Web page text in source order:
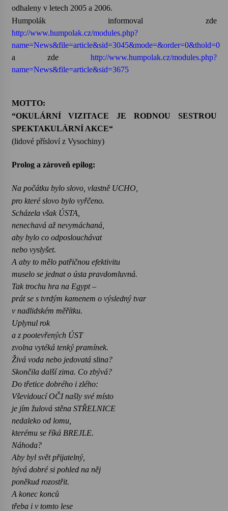
Za kulturou kousek za Humpolec. V Želivě ožije
odkaz Josefa Čapka
13. 7. 2026
Varhanní recitál Michala Novenka v Klášteře
3. 7. 2026
30. 6. 2026
odhaleny v letech 2005 a 2006.
Humpolák informoval zde
http://www.humpolak.cz/modules.php?
name=News&file=article&sid=3045&mode=&order=0&thold=0
a zde http://www.humpolak.cz/modules.php?
name=News&file=article&sid=3675
MOTTO:
“OKULÁRNÍ VIZITACE JE RODNOU SESTROU
SPEKTAKULÁRNÍ AKCE“
(lidové přísloví z Vysochiny)
Prolog a zároveň epilog:
Na počátku bylo slovo, vlastně UCHO,
pro které slovo bylo vyřčeno.
Scházela však ÚSTA,
nenechavá až nevymáchaná,
aby bylo co odposlouchávat
nebo vyslyšet.
A aby to mělo patřičnou efektivitu
muselo se jednat o ústa pravdomluvná.
Tak trochu hra na Egypt –
prát se s tvrdým kamenem o výsledný tvar
v nadlidském měřítku.
Uplynul rok
a z pootevřených ÚST
zvolna vytéká tenký pramínek.
Živá voda nebo jedovatá slina?
Skončila další zima. Co zbývá?
Do třetice dobrého i zlého:
Vševidoucí OČI našly své místo
je jím žulová stěna STŘELNICE
nedaleko od lomu,
kterému se říká BREJLE.
Náhoda?
Aby byl svět přijatelný,
bývá dobré si pohled na něj
poněkud rozostřit.
A konec konců
třeba i v tomto lese